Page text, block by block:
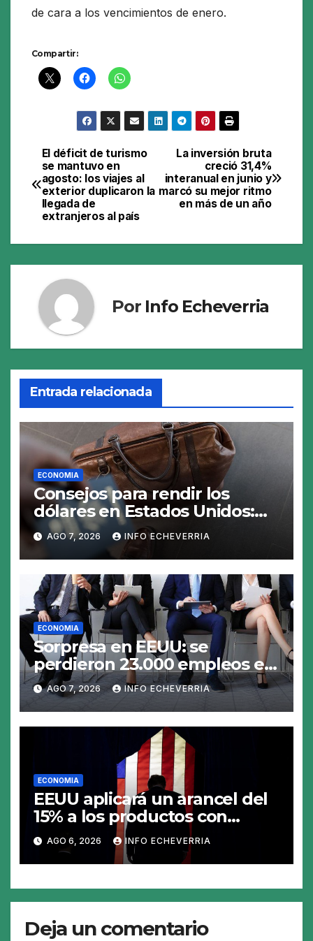
de cara a los vencimientos de enero.
Compartir:
Navegación
de
entradas
La inversión bruta
creció 31,4%
interanual en junio y
marcó su mejor ritmo
en más de un año
El déficit de turismo
se mantuvo en
agosto: los viajes al
exterior duplicaron la
llegada de
extranjeros al país
Por Info Echeverria
Entrada relacionada
ECONOMIA
Consejos para rendir los
dólares en Estados Unidos:
claves para no gastar de más
en el viaje
AGO 7, 2026 INFO ECHEVERRIA
ECONOMIA
Sorpresa en EEUU: se
perdieron 23.000 empleos en
julio y el mercado recalcula
las perspectivas para las tasas
AGO 7, 2026 INFO ECHEVERRIA
ECONOMIA
EEUU aplicará un arancel del
15% a los productos con
polisilicio para frenar el
avance de China
AGO 6, 2026 INFO ECHEVERRIA
Deja un comentario